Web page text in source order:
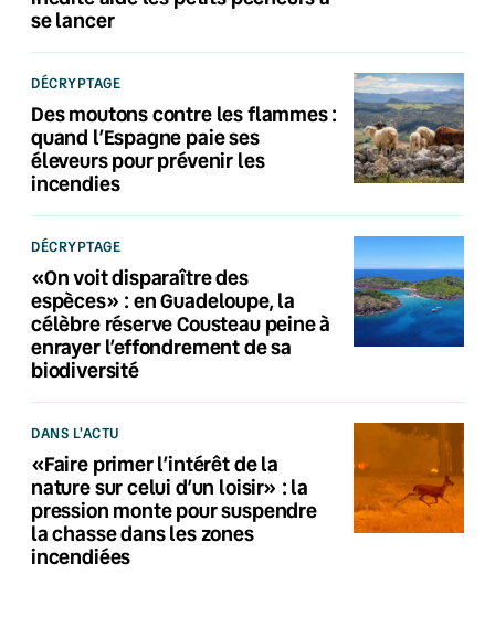
se lancer
DÉCRYPTAGE
Des moutons contre les flammes :
quand l’Espagne paie ses
éleveurs pour prévenir les
incendies
DÉCRYPTAGE
«On voit disparaître des
espèces» : en Guadeloupe, la
célèbre réserve Cousteau peine à
enrayer l’effondrement de sa
biodiversité
DANS L'ACTU
«Faire primer l’intérêt de la
nature sur celui d’un loisir» : la
pression monte pour suspendre
la chasse dans les zones
incendiées